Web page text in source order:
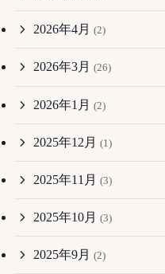
2026年4月 (2)
2026年3月 (26)
2026年1月 (2)
2025年12月 (1)
2025年11月 (3)
2025年10月 (3)
2025年9月 (2)